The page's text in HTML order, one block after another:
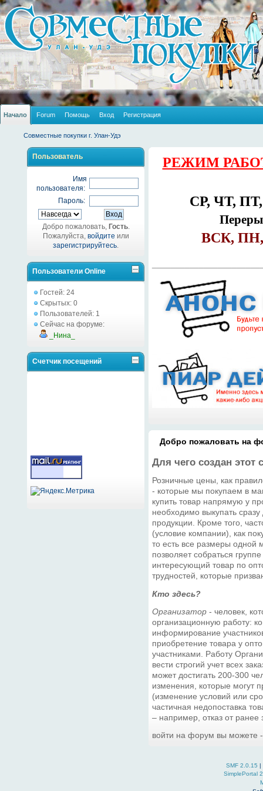
Начало Forum Помощь Вход Регистрация
Совместные покупки г. Улан-Удэ
Пользователь
Имя
пользователя:
Пароль:
Добро пожаловать, Гость.
Пожалуйста, войдитеили
зарегистрируйтесь.
Пользователи Online
Гостей: 24
Скрытых: 0
Пользователей: 1
Сейчас на форуме:
_Нина_
Счетчик посещений
РЕЖИМ
СР, ЧТ,
ВСК, ПН,
Добро пожаловать на
Для чего создан этот
Розничные цены, как
- которые мы покупаем в
купить товар напрямую у
необходимо выкупать
продукции. Кроме того,
(условие компании), как
то есть все размеры одной
позволяет собраться
интересующий товар по
трудностей, которые
Кто здесь?
Организатор - человек,
организационную работу:
информирование
приобретение товара у
участниками. Работу
вести строгий учет всех
может достигать 200-300
изменения, которые могут
(изменение условий или
частичная недопоставка
– например, отказ от ранее
войти на форум вы можете
SMF 2.0.15 |
SimplePortal